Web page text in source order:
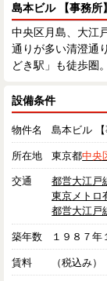
島本ビル 【事務所】
中央区月島、大江
通りが多い清澄通
どき駅」も徒歩圏
設備条件
物件名 島本ビル 【
所在地 東京都中央
交通 都営大江戸
東京メトロ
都営大江戸
築年数 １９８７年
賃料 （税込み）